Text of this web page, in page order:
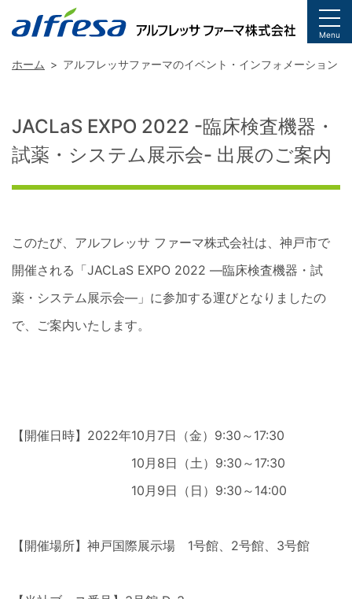
Menu
ホーム アルフレッサファーマのイベント・インフォメーション
JACLaS EXPO 2022 -臨床検査機器・
試薬・システム展示会- 出展のご案内
このたび、アルフレッサ ファーマ株式会社は、神戸市で
開催される「JACLaS EXPO 2022 ―臨床検査機器・試
薬・システム展示会―」に参加する運びとなりましたの
で、ご案内いたします。
【開催日時】 2022年10月7日（金）9:30～17:30
10月8日（土）9:30～17:30
10月9日（日）9:30～14:00
【開催場所】神戸国際展示場 1号館、2号館、3号館